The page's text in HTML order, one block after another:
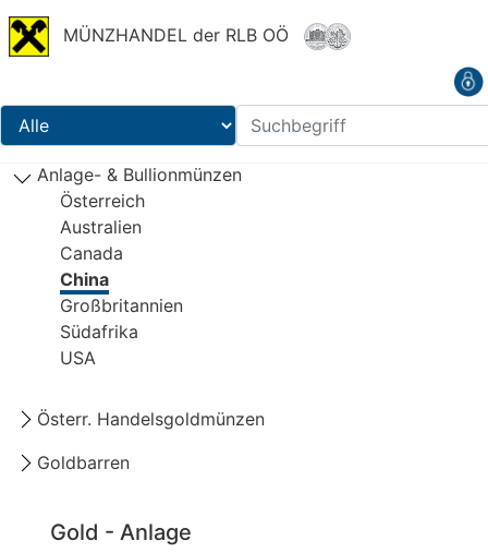
MÜNZHANDEL der RLB OÖ
Anlage- & Bullionmünzen
Österreich
Australien
Canada
China
Großbritannien
Südafrika
USA
Österr. Handelsgoldmünzen
Goldbarren
Gold - Anlage